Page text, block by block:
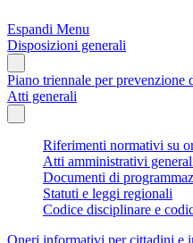
Espandi Menu
Disposizioni generali
Piano triennale per prevenzione
Atti generali
Riferimenti normativi su
Atti amministrativi
Documenti di
Statuti e leggi regionali
Codice disciplinare e
Oneri informativi per cittadini e